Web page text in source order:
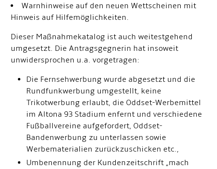
Warnhinweise auf den neuen Wettscheinen mit
Hinweis auf Hilfemöglichkeiten.
Dieser Maßnahmekatalog ist auch weitestgehend
umgesetzt. Die Antragsgegnerin hat insoweit
unwidersprochen u.a. vorgetragen:
Die Fernsehwerbung wurde abgesetzt und die
Rundfunkwerbung umgestellt, keine
Trikotwerbung erlaubt, die Oddset-Werbemittel
im Altona 93 Stadium enfernt und verschiedene
Fußballvereine aufgefordert, Oddset-
Bandenwerbung zu unterlassen sowie
Werbematerialien zurückzuschicken etc.,
Umbenennung der Kundenzeitschrift „mach